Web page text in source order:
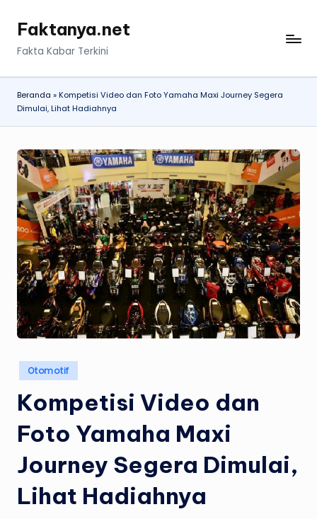
Faktanya.net
Fakta Kabar Terkini
Beranda »Kompetisi Video dan Foto Yamaha Maxi Journey Segera
Dimulai, Lihat Hadiahnya
Posted
in
Otomotif
Kompetisi Video dan
Foto Yamaha Maxi
Journey Segera Dimulai,
Lihat Hadiahnya